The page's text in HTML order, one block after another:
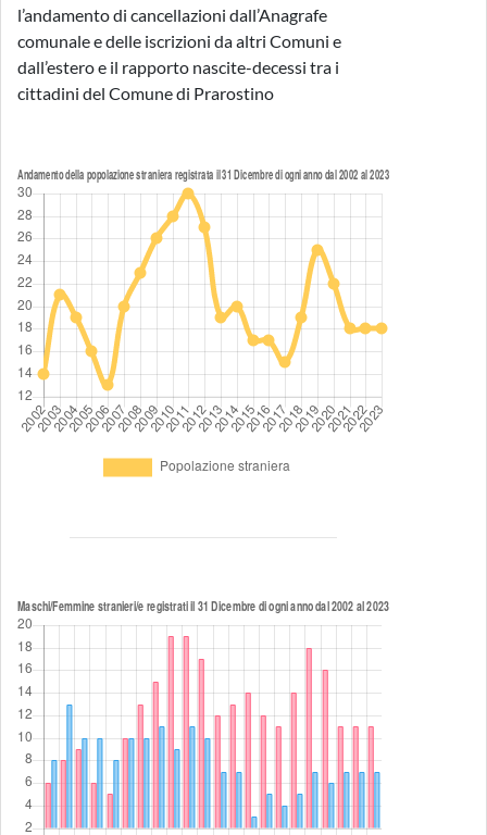
l’andamento di cancellazioni dall’Anagrafe
comunale e delle iscrizioni da altri Comuni e
dall’estero e il rapporto nascite-decessi tra i
cittadini del Comune di Prarostino